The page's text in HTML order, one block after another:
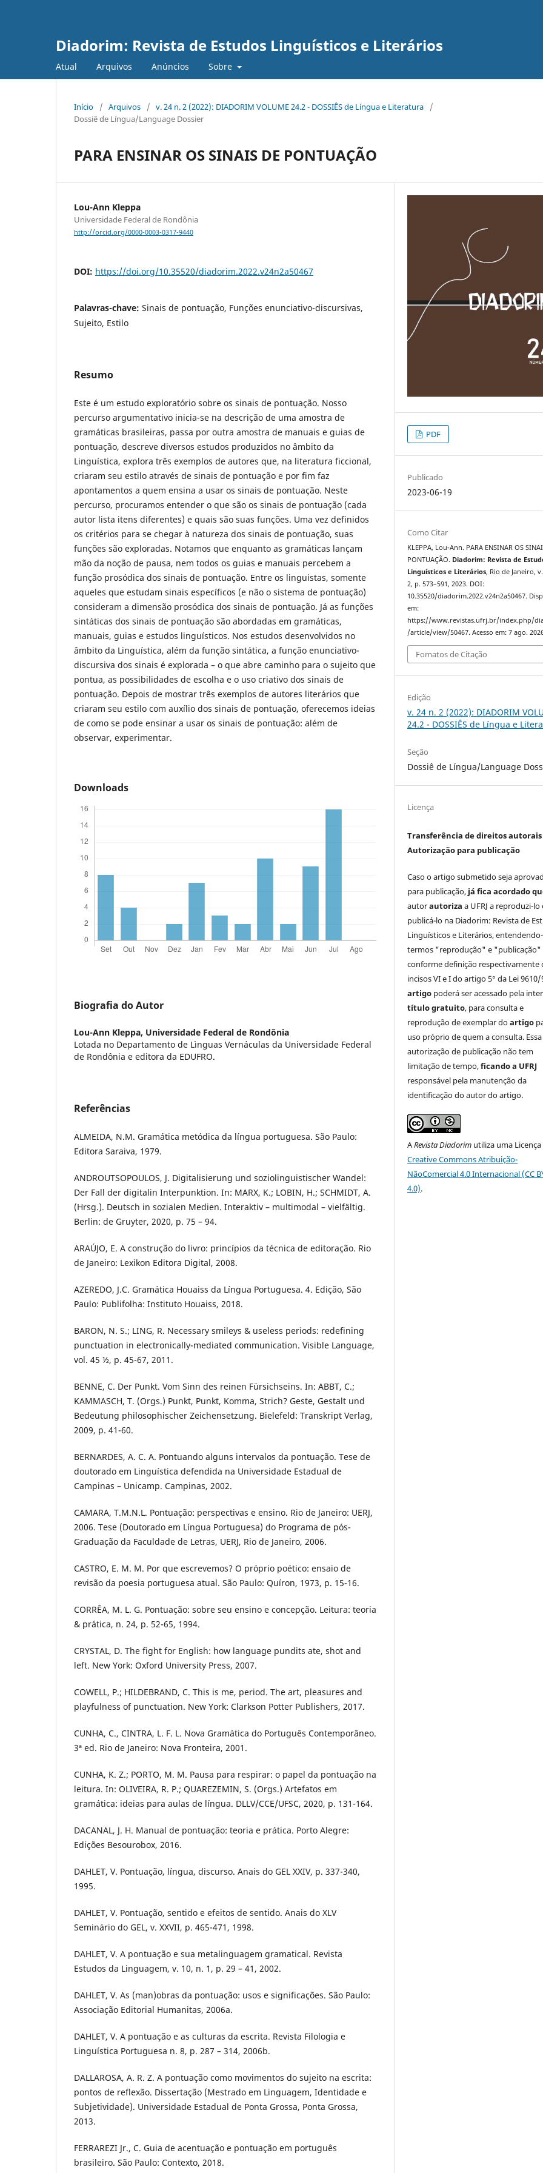
Diadorim: Revista de Estudos Linguísticos e Literários
Atual Arquivos Anúncios Sobre
Início / Arquivos / v. 24 n. 2 (2022): DIADORIM VOLUME 24.2 - DOSSIÊS de Língua e Literatura
/
Dossiê de Língua/Language Dossier
PARA ENSINAR OS SINAIS DE PONTUAÇÃO
Lou-Ann Kleppa
Universidade Federal de Rondônia
http://orcid.org/0000-0003-0317-9440
DOI: https://doi.org/10.35520/diadorim.2022.v24n2a50467
Palavras-chave: Sinais de pontuação, Funções enunciativo-discursivas,
Sujeito, Estilo
Resumo
Este é um estudo exploratório sobre os sinais de pontuação. Nosso
percurso argumentativo inicia-se na descrição de uma amostra de
gramáticas brasileiras, passa por outra amostra de manuais e guias de
pontuação, descreve diversos estudos produzidos no âmbito da
Linguística, explora três exemplos de autores que, na literatura ficcional,
criaram seu estilo através de sinais de pontuação e por fim faz
apontamentos a quem ensina a usar os sinais de pontuação. Neste
percurso, procuramos entender o que são os sinais de pontuação (cada
autor lista itens diferentes) e quais são suas funções. Uma vez definidos
os critérios para se chegar à natureza dos sinais de pontuação, suas
funções são exploradas. Notamos que enquanto as gramáticas lançam
mão da noção de pausa, nem todos os guias e manuais percebem a
função prosódica dos sinais de pontuação. Entre os linguistas, somente
aqueles que estudam sinais específicos (e não o sistema de pontuação)
consideram a dimensão prosódica dos sinais de pontuação. Já as funções
sintáticas dos sinais de pontuação são abordadas em gramáticas,
manuais, guias e estudos linguísticos. Nos estudos desenvolvidos no
âmbito da Linguística, além da função sintática, a função enunciativo-
discursiva dos sinais é explorada – o que abre caminho para o sujeito que
pontua, as possibilidades de escolha e o uso criativo dos sinais de
pontuação. Depois de mostrar três exemplos de autores literários que
criaram seu estilo com auxílio dos sinais de pontuação, oferecemos ideias
de como se pode ensinar a usar os sinais de pontuação: além de
observar, experimentar.
Downloads
Biografia do Autor
Lou-Ann Kleppa, Universidade Federal de Rondônia
Lotada no Departamento de Lìnguas Vernáculas da Universidade Federal
de Rondônia e editora da EDUFRO.
Referências
ALMEIDA, N.M. Gramática metódica da língua portuguesa. São Paulo:
Editora Saraiva, 1979.
ANDROUTSOPOULOS, J. Digitalisierung und soziolinguistischer Wandel:
Der Fall der digitalin Interpunktion. In: MARX, K.; LOBIN, H.; SCHMIDT, A.
(Hrsg.). Deutsch in sozialen Medien. Interaktiv – multimodal – vielfältig.
Berlin: de Gruyter, 2020, p. 75 – 94.
ARAÚJO, E. A construção do livro: princípios da técnica de editoração. Rio
de Janeiro: Lexikon Editora Digital, 2008.
AZEREDO, J.C. Gramática Houaiss da Língua Portuguesa. 4. Edição, São
Paulo: Publifolha: Instituto Houaiss, 2018.
BARON, N. S.; LING, R. Necessary smileys & useless periods: redefining
punctuation in electronically-mediated communication. Visible Language,
vol. 45 ½, p. 45-67, 2011.
BENNE, C. Der Punkt. Vom Sinn des reinen Fürsichseins. In: ABBT, C.;
KAMMASCH, T. (Orgs.) Punkt, Punkt, Komma, Strich? Geste, Gestalt und
Bedeutung philosophischer Zeichensetzung. Bielefeld: Transkript Verlag,
2009, p. 41-60.
BERNARDES, A. C. A. Pontuando alguns intervalos da pontuação. Tese de
doutorado em Linguística defendida na Universidade Estadual de
Campinas – Unicamp. Campinas, 2002.
CAMARA, T.M.N.L. Pontuação: perspectivas e ensino. Rio de Janeiro: UERJ,
2006. Tese (Doutorado em Língua Portuguesa) do Programa de pós-
Graduação da Faculdade de Letras, UERJ, Rio de Janeiro, 2006.
CASTRO, E. M. M. Por que escrevemos? O próprio poético: ensaio de
revisão da poesia portuguesa atual. São Paulo: Quíron, 1973, p. 15-16.
CORRÊA, M. L. G. Pontuação: sobre seu ensino e concepção. Leitura: teoria
& prática, n. 24, p. 52-65, 1994.
CRYSTAL, D. The fight for English: how language pundits ate, shot and
left. New York: Oxford University Press, 2007.
COWELL, P.; HILDEBRAND, C. This is me, period. The art, pleasures and
playfulness of punctuation. New York: Clarkson Potter Publishers, 2017.
CUNHA, C., CINTRA, L. F. L. Nova Gramática do Português Contemporâneo.
3ª ed. Rio de Janeiro: Nova Fronteira, 2001.
CUNHA, K. Z.; PORTO, M. M. Pausa para respirar: o papel da pontuação na
leitura. In: OLIVEIRA, R. P.; QUAREZEMIN, S. (Orgs.) Artefatos em
gramática: ideias para aulas de língua. DLLV/CCE/UFSC, 2020, p. 131-164.
DACANAL, J. H. Manual de pontuação: teoria e prática. Porto Alegre:
Edições Besourobox, 2016.
DAHLET, V. Pontuação, língua, discurso. Anais do GEL XXIV, p. 337-340,
1995.
DAHLET, V. Pontuação, sentido e efeitos de sentido. Anais do XLV
Seminário do GEL, v. XXVII, p. 465-471, 1998.
DAHLET, V. A pontuação e sua metalinguagem gramatical. Revista
Estudos da Linguagem, v. 10, n. 1, p. 29 – 41, 2002.
DAHLET, V. As (man)obras da pontuação: usos e significações. São Paulo:
Associação Editorial Humanitas, 2006a.
DAHLET, V. A pontuação e as culturas da escrita. Revista Filologia e
Linguística Portuguesa n. 8, p. 287 – 314, 2006b.
DALLAROSA, A. R. Z. A pontuação como movimentos do sujeito na escrita:
pontos de reflexão. Dissertação (Mestrado em Linguagem, Identidade e
Subjetividade). Universidade Estadual de Ponta Grossa, Ponta Grossa,
2013.
FERRAREZI Jr., C. Guia de acentuação e pontuação em português
brasileiro. São Paulo: Contexto, 2018.
PDF
Publicado
2023-06-19
Como Citar
KLEPPA, Lou-Ann. PARA ENSINAR OS
PONTUAÇÃO. Diadorim: Revista de
Linguísticos e Literários, Rio de Janeiro,
2, p. 573–591, 2023. DOI:
10.35520/diadorim.2022.v24n2a50467.
em:
https://www.revistas.ufrj.br/index.php/
/article/view/50467. Acesso em: 7 ago.
Fomatos de Citação
Edição
v. 24 n. 2 (2022): DIADORIM
24.2 - DOSSIÊS de Língua e
Seção
Dossiê de Língua/Language
Licença
Transferência de direitos autorais
Autorização para publicação
Caso o artigo submetido seja
para publicação, já fica acordado
autorautoriza a UFRJ a reproduzi-lo
publicá-lo na Diadorim: Revista de
Linguísticos e Literários,
termos "reprodução" e "publicação"
conforme definição respectivamente
incisos VI e I do artigo 5° da Lei 9610/
artigo poderá ser acessado pela
título gratuito, para consulta e
reprodução de exemplar doartigo
uso próprio de quem a consulta. Essa
autorização de publicação não tem
limitação de tempo,ficando a UFRJ
responsável pela manutenção da
identificação do autor do artigo.
ARevista Diadorim utiliza uma Licença
Creative Commons Atribuição-
NãoComercial 4.0 Internacional (CC
4.0).